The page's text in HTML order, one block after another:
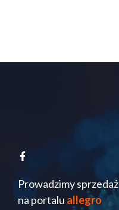
Prowadzimy sprzedaż
na portalu allegro